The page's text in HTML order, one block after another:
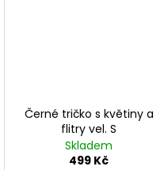
Černé tričko s květiny a
flitry vel. S
Skladem
499 Kč